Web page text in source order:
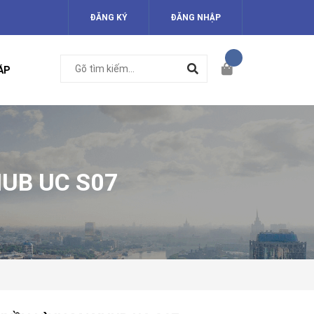
ĐĂNG KÝ ĐĂNG NHẬP
UC S07